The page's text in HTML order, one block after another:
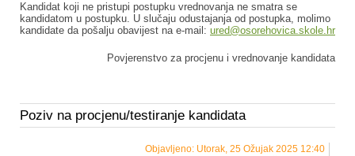
Kandidat koji ne pristupi postupku vrednovanja ne smatra se
kandidatom u postupku. U slučaju odustajanja od postupka, molimo
kandidate da pošalju obavijest na e-mail: ured@osorehovica.skole.hr
Povjerenstvo za procjenu i vrednovanje kandidata
Poziv na procjenu/testiranje kandidata
Objavljeno: Utorak, 25 Ožujak 2025 12:40